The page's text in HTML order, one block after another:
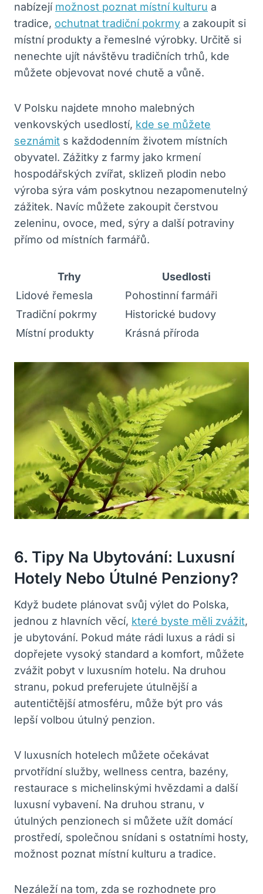
nabízejí možnost poznat místní kulturu a
tradice, ochutnat tradiční pokrmy a zakoupit si
místní produkty a řemeslné výrobky. Určitě si
nenechte ujít návštěvu tradičních trhů, kde
můžete objevovat nové chutě a vůně.
V Polsku najdete mnoho malebných
venkovských usedlostí, kde se můžete
seznámit s každodenním životem místních
obyvatel. Zážitky z farmy jako krmení
hospodářských zvířat, sklizeň plodin nebo
výroba sýra vám poskytnou nezapomenutelný
zážitek. Navíc můžete zakoupit čerstvou
zeleninu, ovoce, med, sýry a další potraviny
přímo od místních farmářů.
Trhy
Usedlosti
Lidové řemesla
Pohostinní farmáři
Tradiční pokrmy
Historické budovy
Místní produkty
Krásná příroda
6. Tipy Na Ubytování: Luxusní
Hotely Nebo Útulné Penziony?
Když budete plánovat svůj výlet do Polska,
jednou z hlavních věcí, které byste měli zvážit,
je ubytování. Pokud máte rádi luxus a rádi si
dopřejete vysoký standard a komfort, můžete
zvážit pobyt v luxusním hotelu. Na druhou
stranu, pokud preferujete útulnější a
autentičtější atmosféru, může být pro vás
lepší volbou útulný penzion.
V luxusních hotelech můžete očekávat
prvotřídní služby, wellness centra, bazény,
restaurace s michelinskými hvězdami a další
luxusní vybavení. Na druhou stranu, v
útulných penzionech si můžete užít domácí
prostředí, společnou snídani s ostatními hosty,
možnost poznat místní kulturu a tradice.
Nezáleží na tom, zda se rozhodnete pro